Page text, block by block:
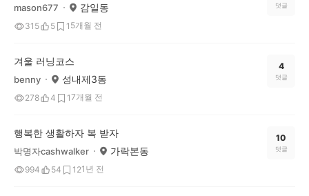
mason677 감일동
315 5 1 5개월 전
댓글
겨울 러닝코스
benny 성내제3동
278 4 17개월 전
4
댓글
행복한 생활하자 복 받자
박명자cashwalker 가락본동
994 54 121년 전
10
댓글